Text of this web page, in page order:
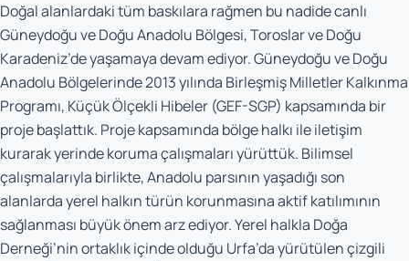
Doğal alanlardaki tüm baskılara rağmen bu nadide canlı
Güneydoğu ve Doğu Anadolu Bölgesi, Toroslar ve Doğu
Karadeniz’de yaşamaya devam ediyor. Güneydoğu ve Doğu
Anadolu Bölgelerinde 2013 yılında Birleşmiş Milletler Kalkınma
Programı, Küçük Ölçekli Hibeler (GEF-SGP) kapsamında bir
proje başlattık. Proje kapsamında bölge halkı ile iletişim
kurarak yerinde koruma çalışmaları yürüttük. Bilimsel
çalışmalarıyla birlikte, Anadolu parsının yaşadığı son
alanlarda yerel halkın türün korunmasına aktif katılımının
sağlanması büyük önem arz ediyor. Yerel halkla Doğa
Derneği’nin ortaklık içinde olduğu Urfa’da yürütülen çizgili